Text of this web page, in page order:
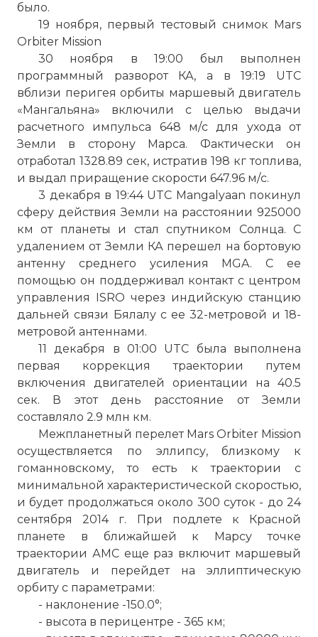
было.
19 ноября, первый тестовый снимок Mars
Orbiter Mission
30 ноября в 19:00 был выполнен
программный разворот КА, а в 19:19 UTC
вблизи перигея орбиты маршевый двигатель
«Мангальяна» включили с целью выдачи
расчетного импульса 648 м/с для ухода от
Земли в сторону Марса. Фактически он
отработал 1328.89 сек, истратив 198 кг топлива,
и выдал приращение скорости 647.96 м/с.
3 декабря в 19:44 UTC Mangalyaan покинул
сферу действия Земли на расстоянии 925000
км от планеты и стал спутником Солнца. С
удалением от Земли КА перешел на бортовую
антенну среднего усиления MGA. С ее
помощью он поддерживал контакт с центром
управления ISRO через индийскую станцию
дальней связи Бялалу с ее 32-метровой и 18-
метровой антеннами.
11 декабря в 01:00 UTC была выполнена
первая коррекция траектории путем
включения двигателей ориентации на 40.5
сек. В этот день расстояние от Земли
составляло 2.9 млн км.
Межпланетный перелет Mars Orbiter Mission
осуществляется по эллипсу, близкому к
гоманновскому, то есть к траектории с
минимальной характеристической скоростью,
и будет продолжаться около 300 суток - до 24
сентября 2014 г. При подлете к Красной
планете в ближайшей к Марсу точке
траектории АМС еще раз включит маршевый
двигатель и перейдет на эллиптическую
орбиту с параметрами:
- наклонение -150.0°;
- высота в перицентре - 365 км;
Индийский орбитальный зонд
“Mangalyaan-1” весом в 1,3 тонны будет
запущен в космос с помощью 350-тонной
ракеты-носителя “PSLV-XL”.
Фото статьи: